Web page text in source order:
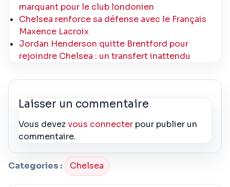
marquant pour le club londonien
Chelsea renforce sa défense avec le Français
Maxence Lacroix
Jordan Henderson quitte Brentford pour
rejoindre Chelsea : un transfert inattendu
Laisser un commentaire
Vous devezvous connecter pour publier un
commentaire.
Categories : Chelsea